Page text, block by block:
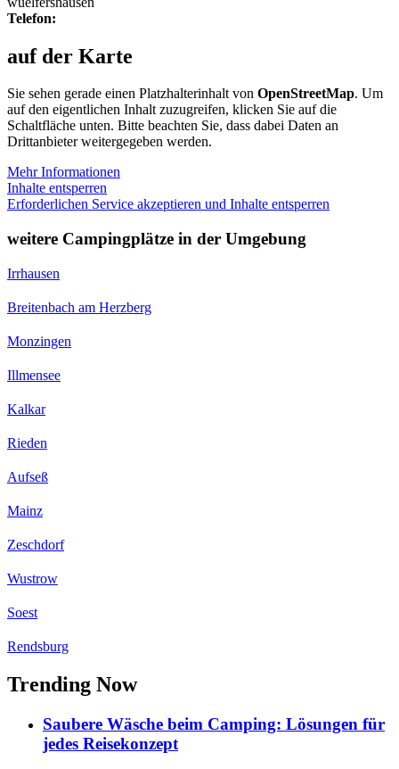
Telefon:
auf der Karte
Sie sehen gerade einen Platzhalterinhalt von OpenStreetMap. Um
auf den eigentlichen Inhalt zuzugreifen, klicken Sie auf die
Schaltfläche unten. Bitte beachten Sie, dass dabei Daten an
Drittanbieter weitergegeben werden.
Mehr Informationen
Inhalte entsperren
Erforderlichen Service akzeptieren und Inhalte entsperren
weitere Campingplätze in der Umgebung
Irrhausen
Breitenbach am Herzberg
Monzingen
Illmensee
Kalkar
Rieden
Aufseß
Mainz
Zeschdorf
Wustrow
Soest
Rendsburg
Trending Now
Saubere Wäsche beim Camping: Lösungen für
jedes Reisekonzept